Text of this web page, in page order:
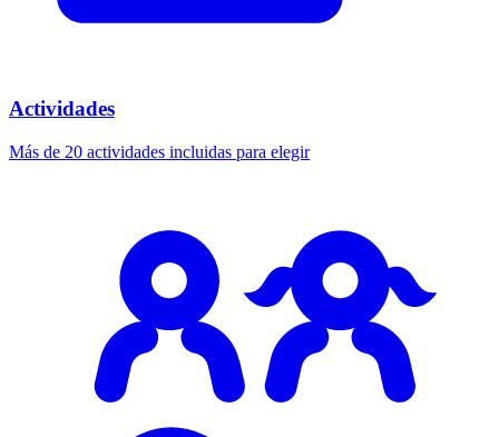
Actividades
Más de 20 actividades incluidas para elegir